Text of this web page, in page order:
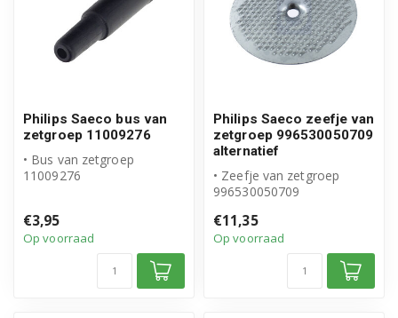
Philips Saeco bus van
zetgroep 11009276
• Bus van zetgroep
11009276
€3,95
Op voorraad
Philips Saeco zeefje van
zetgroep 996530050709
alternatief
• Zeefje van zetgroep
996530050709
Saeco
• Hoogwaardig...
€11,35
Op voorraad